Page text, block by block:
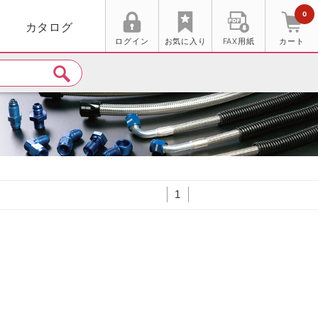
カタログ
ログイン お気に入り FAX用紙 カート
0
1